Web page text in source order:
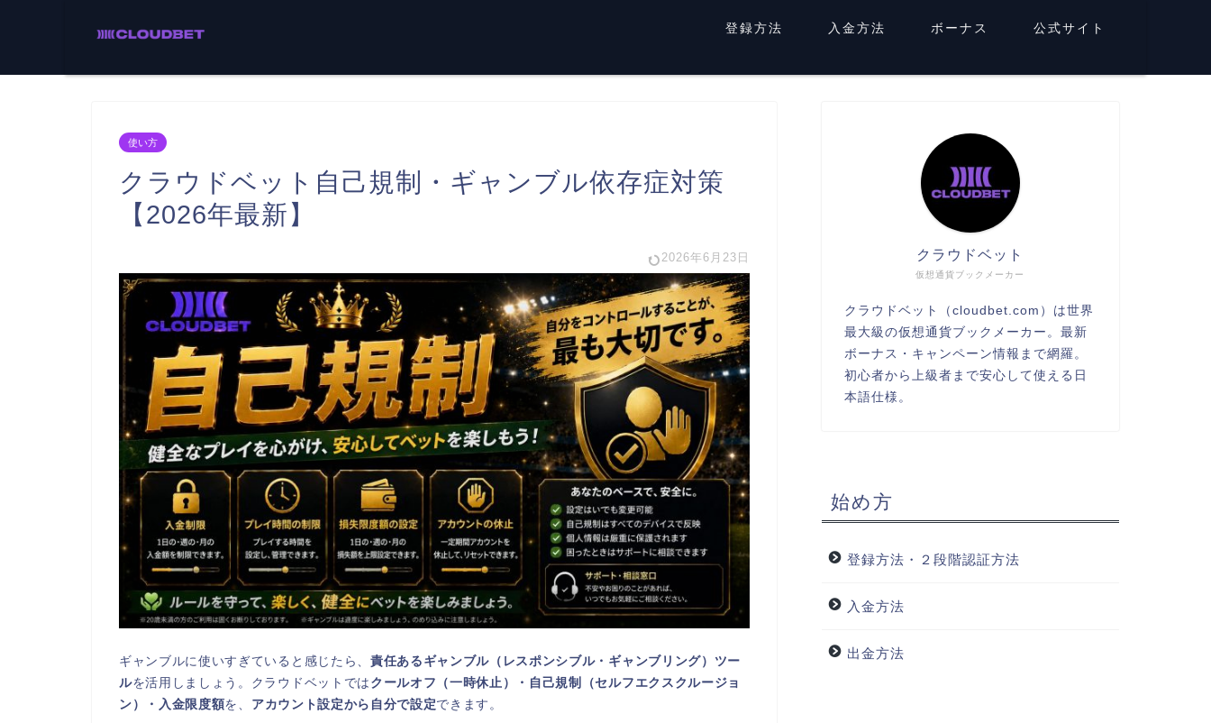
登録方法 入金方法 ボーナス 公式サイト
使い方
クラウドベット自己規制・ギャンブル依存症対策
【2026年最新】
2026年6月23日
ギャンブルに使いすぎていると感じたら、 責任あるギャンブル（レスポンシブル・ギャンブリング）ツー
ルを活用しましょう。クラウドベットでは クールオフ（一時休止）・自己規制（セルフエクスクルージョ
ン）・入金限度額を、 アカウント設定から自分で設定できます。
仮想通貨ブックメーカー
クラウドベット
クラウドベット（cloudbet.com）は世界
最大級の仮想通貨ブックメーカー。最新
ボーナス・キャンペーン情報まで網羅。
初心者から上級者まで安心して使える日
本語仕様。
始め方
登録方法・２段階認証方法
入金方法
出金方法